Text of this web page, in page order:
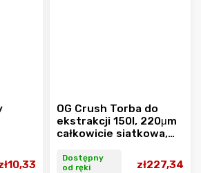
OG Crush Torba do
ekstrakcji 150l, 220μm
całkowicie siatkowa,
Dostępny
od ręki
zł227,34